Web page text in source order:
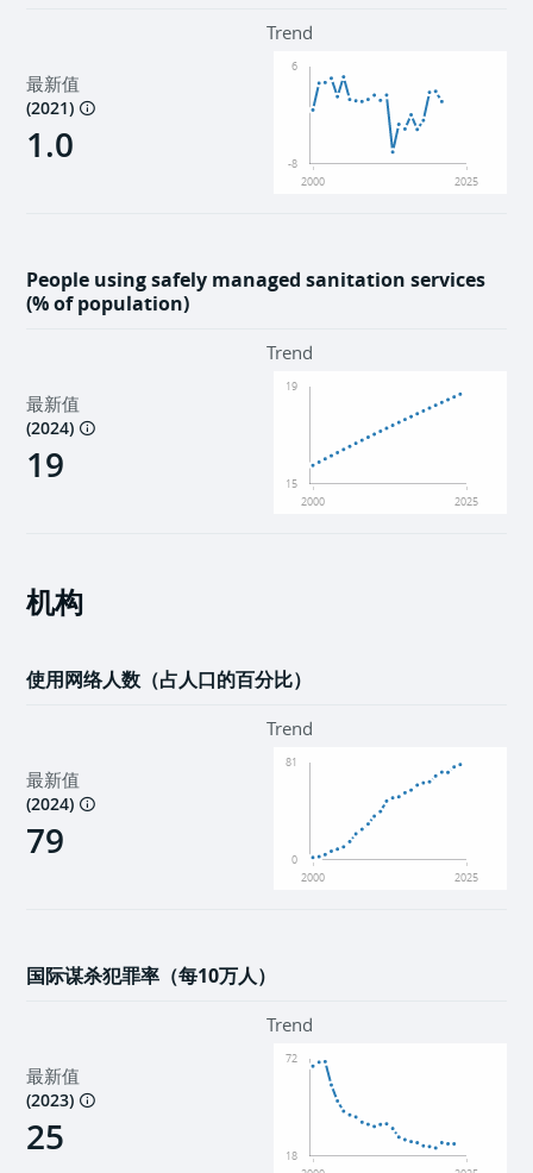
最新值
(2021)
1.0
Trend
2000 2025
-8
6
People using safely managed sanitation services
(% of population)
最新值
(2024)
19
Trend
2000 2025
15
19
机构
使用网络人数（占人口的百分比）
最新值
(2024)
79
Trend
2000 2025
0
81
国际谋杀犯罪率（每10万人）
最新值
(2023)
25
Trend
18
72